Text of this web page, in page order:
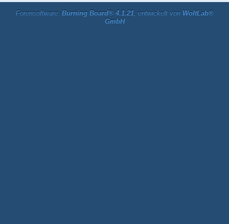
Forensoftware: Burning Board® 4.1.21, entwickelt von WoltLab®
GmbH